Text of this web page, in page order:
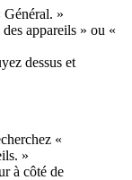
Général. »
appareils » ou «
dessus et
«
»
à côté de